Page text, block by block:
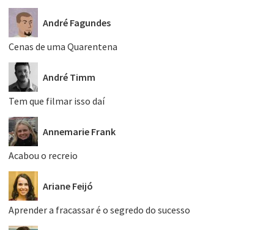
André Fagundes
Cenas de uma Quarentena
André Timm
Tem que filmar isso daí
Annemarie Frank
Acabou o recreio
Ariane Feijó
Aprender a fracassar é o segredo do sucesso